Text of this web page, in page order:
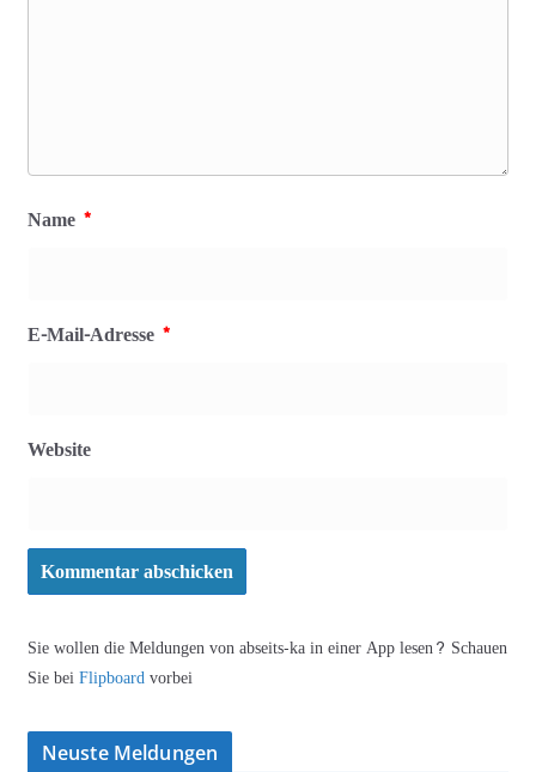
Name *
E-Mail-Adresse *
Website
Sie wollen die Meldungen von abseits-ka in einer App lesen? Schauen
Sie beiFlipboardvorbei
Neuste Meldungen